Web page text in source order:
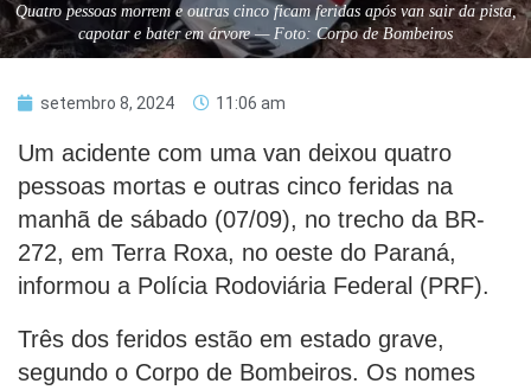
Quatro pessoas morrem e outras cinco ficam feridas após van sair da pista,
capotar e bater em árvore — Foto: Corpo de Bombeiros
setembro 8, 2024 11:06 am
Um acidente com uma van deixou quatro
pessoas mortas e outras cinco feridas na
manhã de sábado (07/09), no trecho da BR-
272, em Terra Roxa, no oeste do Paraná,
informou a Polícia Rodoviária Federal (PRF).
Três dos feridos estão em estado grave,
segundo o Corpo de Bombeiros. Os nomes